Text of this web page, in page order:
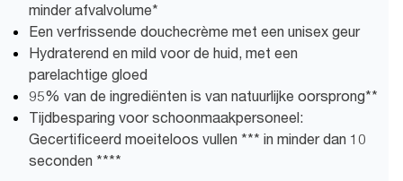
minder afvalvolume*
Een verfrissende douchecrème met een unisex geur
Hydraterend en mild voor de huid, met een
parelachtige gloed
95% van de ingrediënten is van natuurlijke oorsprong**
Tijdbesparing voor schoonmaakpersoneel:
Gecertificeerd moeiteloos vullen *** in minder dan 10
seconden ****